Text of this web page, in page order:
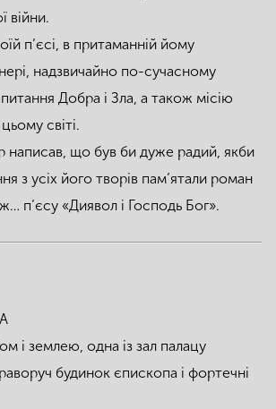
війни.
п’єсі, в притаманній йому
надзвичайно по-сучасному
Добра і Зла, а також місію
світі.
написав, що був би дуже радий, якби
з усіх його творів пам’ятали роман
п’єсу «Диявол і Господь Бог».
і землею, одна із зал палацу
будинок єпископа і фортечні